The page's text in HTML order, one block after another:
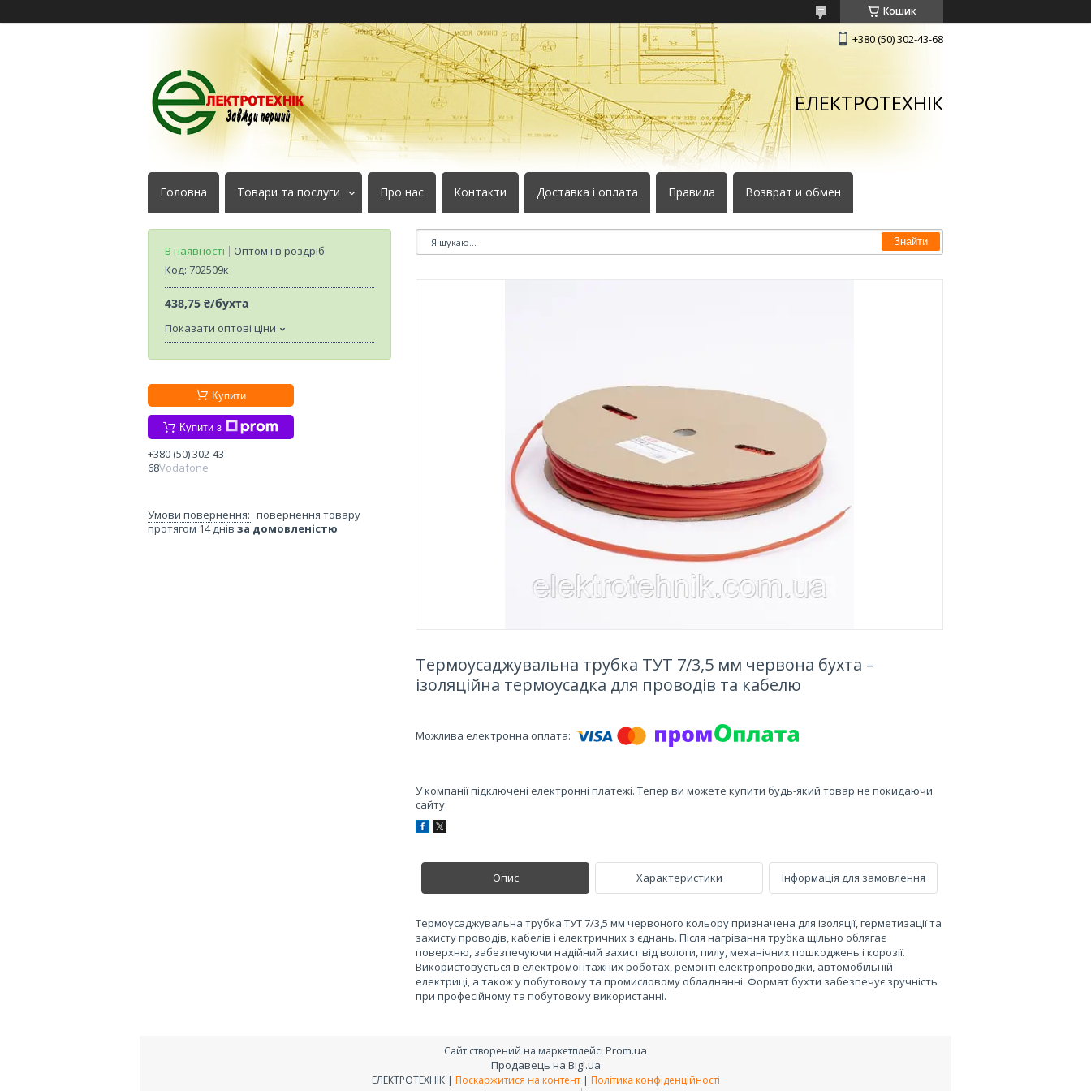
Кошик
+380 (50) 302-43-68
ЕЛЕКТРОТЕХНІК
Головна Товари та послуги Про нас Контакти Доставка і оплата Правила Возврат и обмен
Знайти
Термоусаджувальна трубка ТУТ 7/3,5 мм червона бухта –
ізоляційна термоусадка для проводів та кабелю
У компанії підключені електронні платежі. Тепер ви можете купити будь-який товар не покидаючи
сайту.
Опис Характеристики Інформація для замовлення
Термоусаджувальна трубка ТУТ 7/3,5 мм червоного кольору призначена для ізоляції, герметизації та
захисту проводів, кабелів і електричних з'єднань. Після нагрівання трубка щільно облягає
поверхню, забезпечуючи надійний захист від вологи, пилу, механічних пошкоджень і корозії.
Використовується в електромонтажних роботах, ремонті електропроводки, автомобільній
електриці, а також у побутовому та промисловому обладнанні. Формат бухти забезпечує зручність
при професійному та побутовому використанні.
В наявності
Оптом і в роздріб
Код: 702509к
438,75 ₴/бухта
Показати оптові ціни
Купити
Купити з
+380 (50) 302-43-
68Vodafone
повернення товару
протягом 14 днів за домовленістю
Сайт створений на маркетплейсі Prom.ua
Продавець на Bigl.ua
ЕЛЕКТРОТЕХНІК | Поскаржитися на контент | Політика конфіденційності